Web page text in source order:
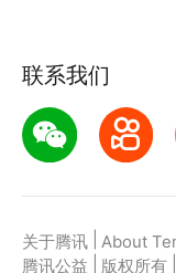
联系我们
关于腾讯 About
腾讯公益
版权所有